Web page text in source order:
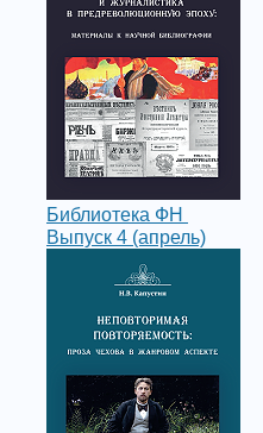
Библиотека ФН
Выпуск 4 (апрель)